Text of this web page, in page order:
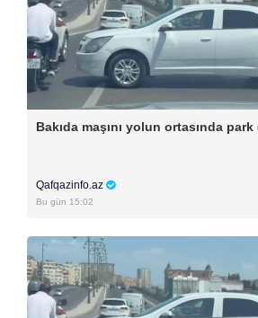
Bakıda maşını yolun ortasında
Qafqazinfo.az
Bu gün 15:02